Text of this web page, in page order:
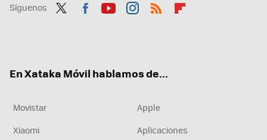
Síguenos
En Xataka Móvil hablamos de...
Movistar
Apple
Xiaomi
Aplicaciones